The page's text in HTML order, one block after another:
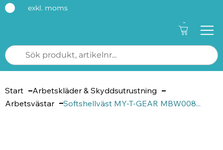
exkl. moms
-
Start
Arbetskläder & Skyddsutrustning
Arbetsvästar
Softshellväst MY-T-GEAR MBW008...